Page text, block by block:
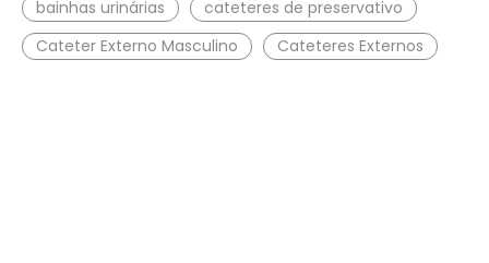
bainhas urinárias
cateteres de preservativo
Cateter Externo Masculino
Cateteres Externos